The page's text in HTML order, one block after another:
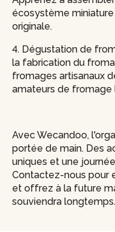
écosystème
originale.
4. Dégustation de
la fabrication du
fromages artisanaux
amateurs de fromage
Avec Wecandoo,
portée de main. Des
uniques et une
Contactez-nous pour
et offrez à la future
souviendra longtemps.